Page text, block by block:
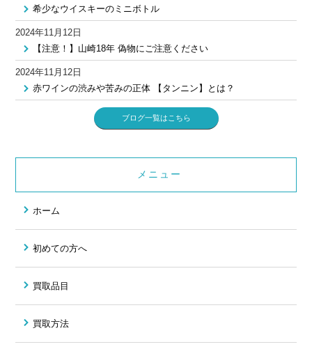
希少なウイスキーのミニボトル
2024年11月12日
【注意！】山崎18年 偽物にご注意ください
2024年11月12日
赤ワインの渋みや苦みの正体 【タンニン】とは？
ブログ一覧はこちら
メニュー
ホーム
初めての方へ
買取品目
買取方法